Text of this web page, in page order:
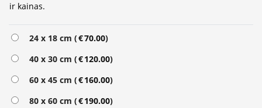
ir kainas.
24 x 18 cm (€70.00)
40 x 30 cm (€120.00)
60 x 45 cm (€160.00)
80 x 60 cm (€190.00)
Alternative: